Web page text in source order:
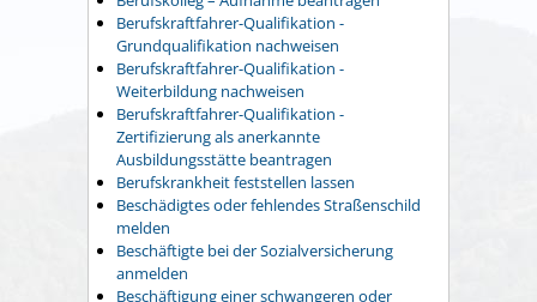
Berufskraftfahrer-Qualifikation -
Grundqualifikation nachweisen
Berufskraftfahrer-Qualifikation -
Weiterbildung nachweisen
Berufskraftfahrer-Qualifikation -
Zertifizierung als anerkannte
Ausbildungsstätte beantragen
Berufskrankheit feststellen lassen
Beschädigtes oder fehlendes Straßenschild
melden
Beschäftigte bei der Sozialversicherung
anmelden
Beschäftigung einer schwangeren oder